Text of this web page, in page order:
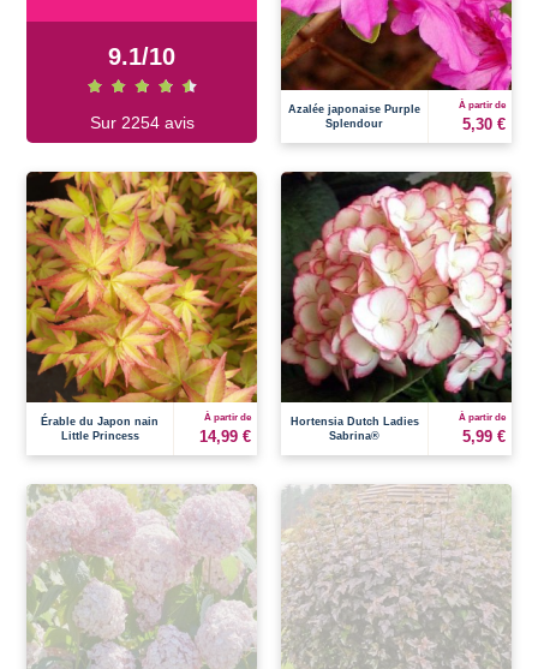
9.1/10
Sur 2254 avis
Azalée japonaise Purple
Splendour
À partir de
5,30 €
Érable du Japon nain
Little Princess
À partir de
14,99 €
Hortensia Dutch Ladies
Sabrina®
À partir de
5,99 €